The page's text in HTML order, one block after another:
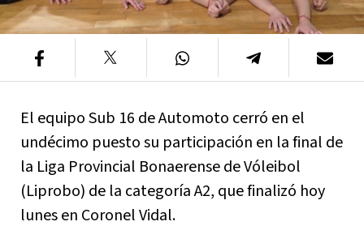
El equipo Sub 16 de Automoto cerró en el
undécimo puesto su participación en la final de
la Liga Provincial Bonaerense de Vóleibol
(Liprobo) de la categoría A2, que finalizó hoy
lunes en Coronel Vidal.